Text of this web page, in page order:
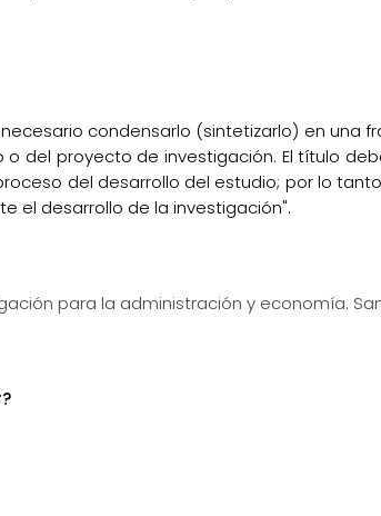
condensarlo (sintetizarlo) en una
del proyecto de investigación. El título
del desarrollo del estudio; por lo
el desarrollo de la investigación".
para la administración y economía.